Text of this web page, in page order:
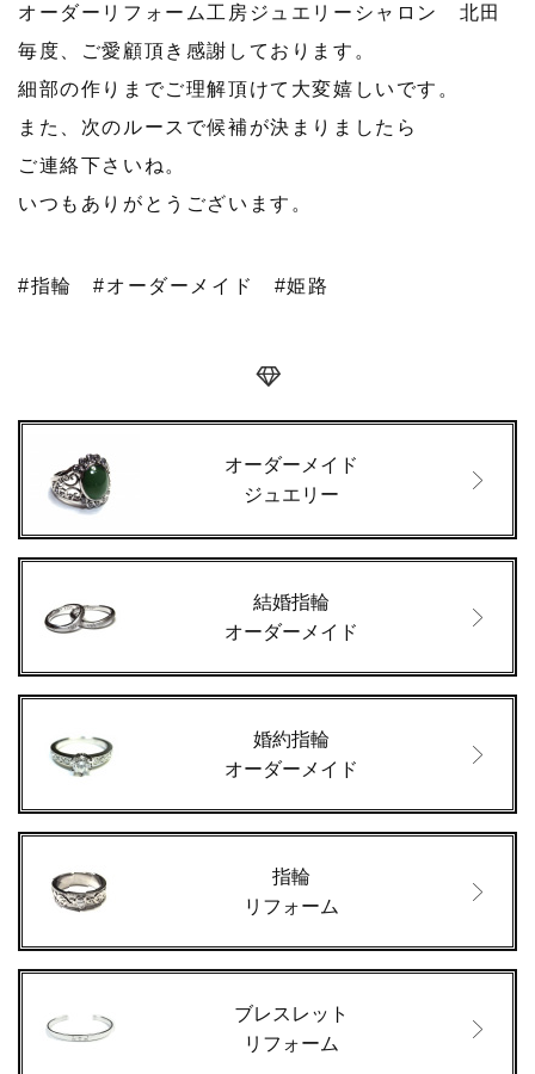
オーダーリフォーム工房ジュエリーシャロン 北田
毎度、ご愛顧頂き感謝しております。
細部の作りまでご理解頂けて大変嬉しいです。
また、次のルースで候補が決まりましたら
ご連絡下さいね。
いつもありがとうございます。
#指輪 #オーダーメイド #姫路
オーダーメイド
ジュエリー
結婚指輪
オーダーメイド
婚約指輪
オーダーメイド
指輪
リフォーム
ブレスレット
リフォーム